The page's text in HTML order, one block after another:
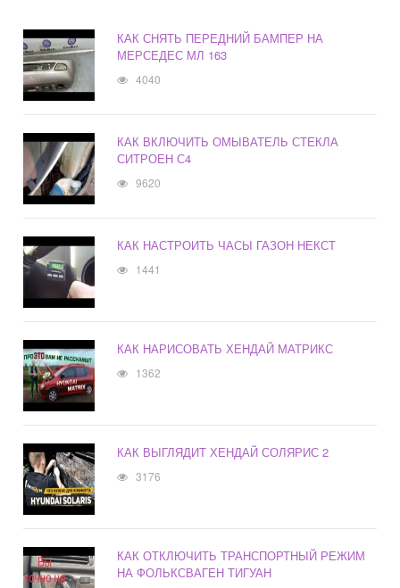
КАК СНЯТЬ ПЕРЕДНИЙ БАМПЕР НА
МЕРСЕДЕС МЛ 163
4040
КАК ВКЛЮЧИТЬ ОМЫВАТЕЛЬ СТЕКЛА
СИТРОЕН С4
9620
КАК НАСТРОИТЬ ЧАСЫ ГАЗОН НЕКСТ
1441
КАК НАРИСОВАТЬ ХЕНДАЙ МАТРИКС
1362
КАК ВЫГЛЯДИТ ХЕНДАЙ СОЛЯРИС 2
3176
КАК ОТКЛЮЧИТЬ ТРАНСПОРТНЫЙ РЕЖИМ
НА ФОЛЬКСВАГЕН ТИГУАН